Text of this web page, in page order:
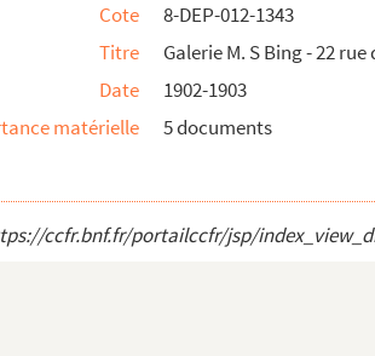
Cote
8-DEP-012-1343
Titre
Galerie M. S Bing - 22
Date
1902-1903
matérielle
5 documents
ccfr.bnf.fr/portailccfr/jsp/